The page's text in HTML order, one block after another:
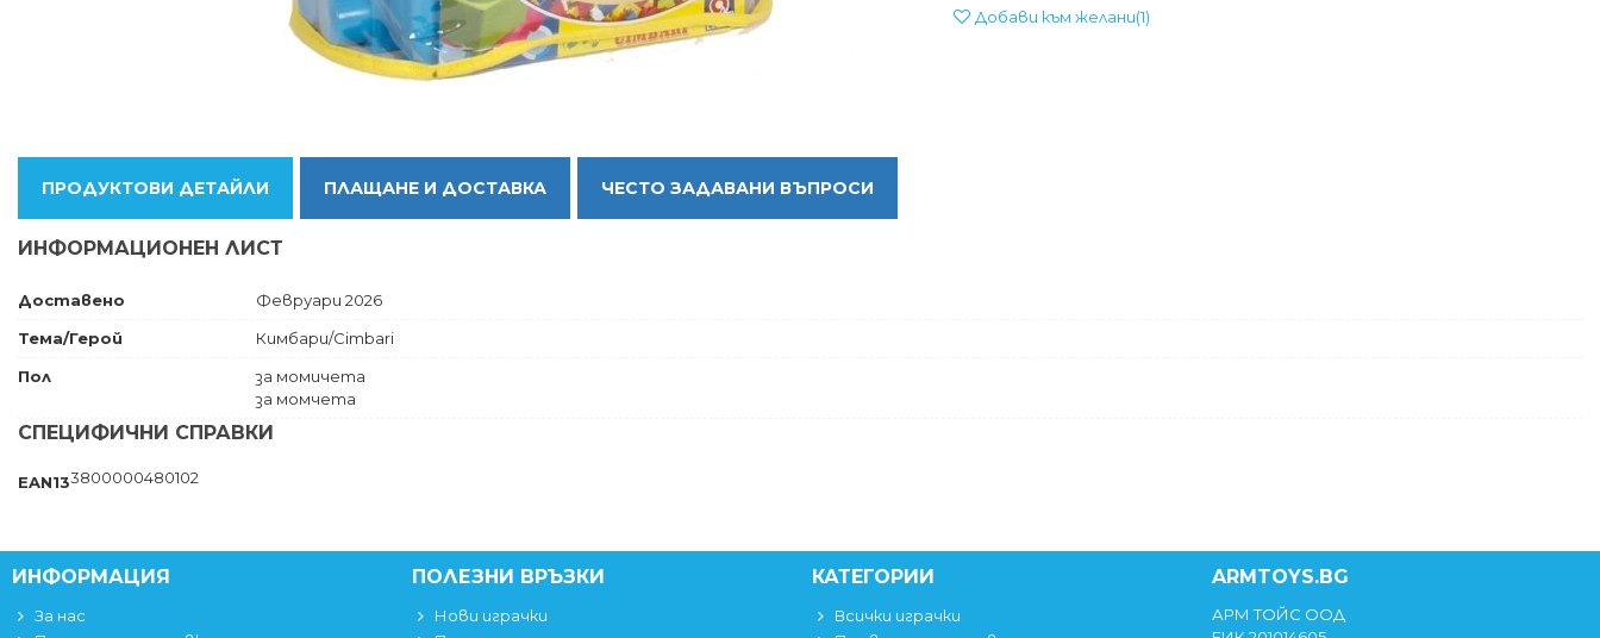
Добави към желани(1)
ПРОДУКТОВИ ДЕТАЙЛИ ПЛАЩАНЕ И ДОСТАВКА ЧЕСТО ЗАДАВАНИ ВЪПРОСИ
ИНФОРМАЦИОНЕН ЛИСТ
Доставено
Февруари 2026
Тема/Герой
Кимбари/Cimbari
Пол
за момичета
за момчета
СПЕЦИФИЧНИ СПРАВКИ
EAN133800000480102
ИНФОРМАЦИЯ
За нас
ПОЛЕЗНИ ВРЪЗКИ
Нови играчки
КАТЕГОРИИ
Всички играчки
ARMTOYS.BG
АРМ ТОЙС ООД